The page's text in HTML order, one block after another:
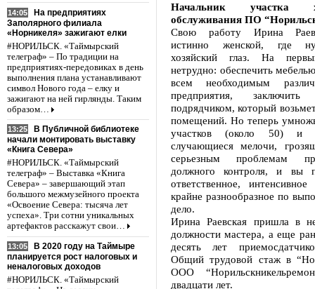
14:05
На предприятиях
Заполярного филиала
«Норникеля» зажигают елки
#НОРИЛЬСК. «Таймырский
телеграф» – По традиции на
предприятиях-передовиках в день
выполнения плана устанавливают
символ Нового года – елку и
зажигают на ней гирлянды. Таким
образом…
13:25
В Публичной библиотеке
начали монтировать выставку
«Книга Севера»
#НОРИЛЬСК. «Таймырский
телеграф» – Выставка «Книга
Севера» – завершающий этап
большого межмузейного проекта
«Освоение Севера: тысяча лет
успеха». Три сотни уникальных
артефактов расскажут свои…
13:05
В 2020 году на Таймыре
планируется рост налоговых и
неналоговых доходов
#НОРИЛЬСК. «Таймырский
Начальник участка
обслуживания ПО
Свою работу Ирина
истинно женской, где
хозяйский глаз. На
нетрудно: обеспечить
всем необходимым
предприятия,
подрядчиком, который
помещений. Но теперь
участков (около 50) и
случающиеся мелочи,
серьезным проблемам
должного контроля, и вы
ответственное,
крайне разнообразное по
дело.
Ирина Раевская пришла в
должности мастера, а еще
десять лет
Общий трудовой стаж в
ООО
двадцати лет.